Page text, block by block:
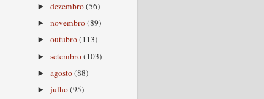
►dezembro(56)
►novembro(89)
►outubro(113)
►setembro(103)
►agosto(88)
►julho(95)